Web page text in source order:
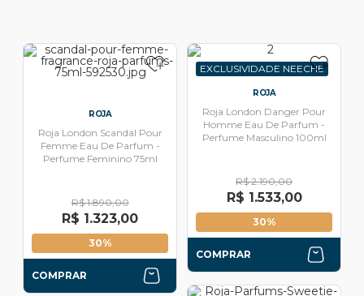
ROJA
Roja London Scandal Pour
Femme Eau De Parfum -
Perfume Feminino 75ml
R$ 1.890,00
R$ 1.323,00
30%
COMPRAR
EXCLUSIVIDADE NEECHE
ROJA
Roja London Danger Pour
Homme Eau De Parfum -
Perfume Masculino 100ml
R$ 2.190,00
R$ 1.533,00
30%
COMPRAR